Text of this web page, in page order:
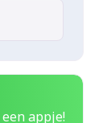
appje!